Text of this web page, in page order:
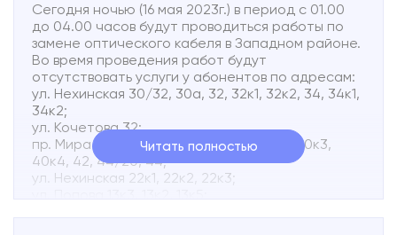
Сегодня ночью (16 мая 2023г.) в период с 01.00
до 04.00 часов будут проводиться работы по
замене оптического кабеля в Западном районе.
Во время проведения работ будут
отсутствовать услуги у абонентов по адресам:
ул. Нехинская 30/32, 30а, 32, 32к1, 32к2, 34, 34к1,
34к2;
ул. Кочетова 32;
пр. Мира 34/11, 34к2, 36, 38, 40к1, 40к2, 40к3,
40к4, 42, 44/20, 44;
ул. Нехинская 22к1, 22к2, 22к3;
Читать полностью